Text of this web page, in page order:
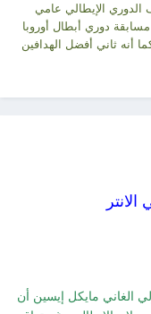
لقب هداف الدوري الإيطالي عامي
وهداف مسابقة دوري أبطال أوروبا
(10 أهداف) و2001 (9) و2006 (9)، كما أنه ثاني أفضل الهدافين
الغاني مايكل إيسين أن